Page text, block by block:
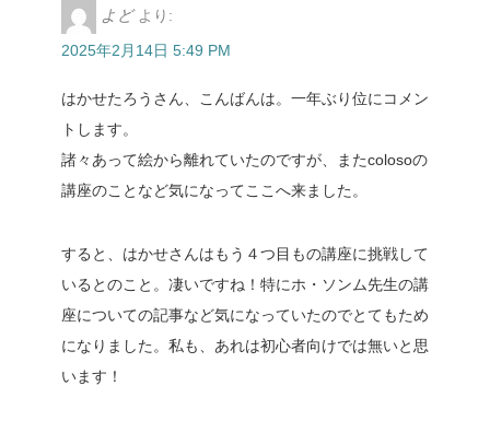
よど より:
2025年2月14日 5:49 PM
はかせたろうさん、こんばんは。一年ぶり位にコメン
トします。
諸々あって絵から離れていたのですが、またcolosoの
講座のことなど気になってここへ来ました。
すると、はかせさんはもう４つ目もの講座に挑戦して
いるとのこと。凄いですね！特にホ・ソンム先生の講
座についての記事など気になっていたのでとてもため
になりました。私も、あれは初心者向けでは無いと思
います！